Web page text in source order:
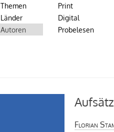
Themen
Länder
Autoren
Print
Digital
Probelesen
Florian